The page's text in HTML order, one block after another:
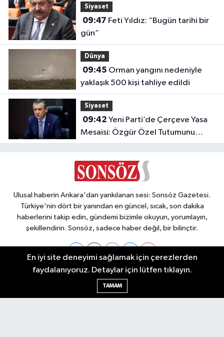
Siyaset
09:47
gün”
Dünya
09:45
yaklaşık 500 kişi tahliye edildi
Siyaset
09:42
Mesaisi: Özgür Özel Tutumunu
Açıklayacak!
Ulusal haberin Ankara'dan yankılanan sesi: Sonsöz Gazetesi.
Türkiye'nin dört bir yanından en güncel, sıcak, son dakika
haberlerini takip edin, gündemi bizimle okuyun, yorumlayın,
şekillendirin. Sonsöz, sadece haber değil, bir bilinçtir.
Ankara Nöbetçi Eczaneler
En iyi site deneyimi sağlamak için çerezlerden
faydalanıyoruz. Detaylar için lütfen tıklayın.
TAMAM